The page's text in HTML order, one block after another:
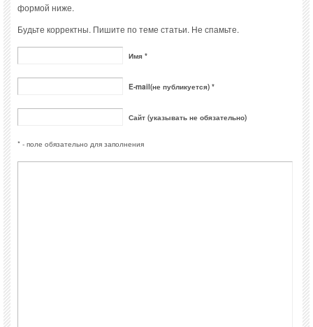
формой ниже.
Будьте корректны. Пишите по теме статьи. Не спамьте.
Имя *
E-mail(не публикуется) *
Сайт (указывать не обязательно)
* - поле обязательно для заполнения